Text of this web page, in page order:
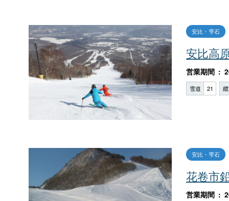
安比高
安比・雫石
営業期間
雪道 21
花卷市
安比・雫石
営業期間